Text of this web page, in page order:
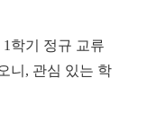
1학기 정규 교류
니, 관심 있는 학